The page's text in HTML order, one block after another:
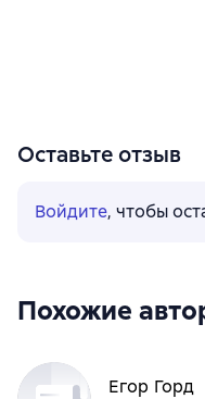
Оставьте отзыв
Войдите, чтобы
Похожие
Егор Горд